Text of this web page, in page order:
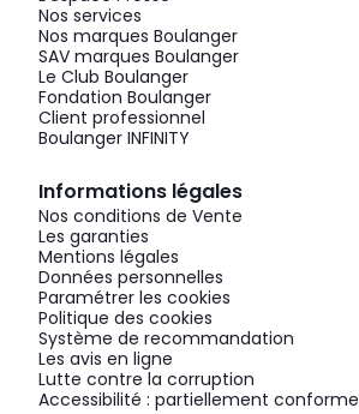
Nos services
Nos marques Boulanger
SAV marques Boulanger
Le Club Boulanger
Fondation Boulanger
Client professionnel
Boulanger INFINITY
Informations légales
Nos conditions de Vente
Les garanties
Mentions légales
Données personnelles
Paramétrer les cookies
Politique des cookies
Système de recommandation
Les avis en ligne
Lutte contre la corruption
Accessibilité : partiellement conforme